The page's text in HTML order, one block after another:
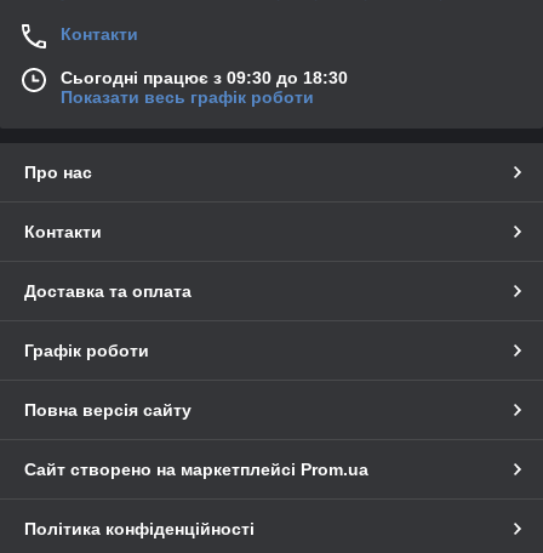
Контакти
Сьогодні працює з 09:30 до 18:30
Показати весь графік роботи
Про нас
Контакти
Доставка та оплата
Графік роботи
Повна версія сайту
Сайт створено на маркетплейсі Prom.ua
Політика конфіденційності